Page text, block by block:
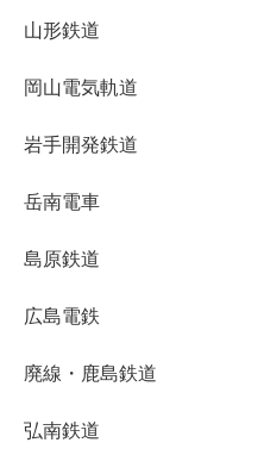
山形鉄道
岡山電気軌道
岩手開発鉄道
岳南電車
島原鉄道
広島電鉄
廃線・鹿島鉄道
弘南鉄道